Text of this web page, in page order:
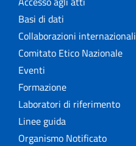
Basi di dati
Collaborazioni internazionali
Comitato Etico Nazionale
Eventi
Formazione
Laboratori di riferimento
Linee guida
Organismo Notificato